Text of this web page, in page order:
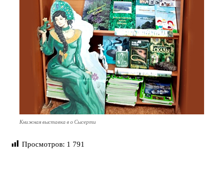
Книжная выставка в о Сысерти
Просмотров: 1 791